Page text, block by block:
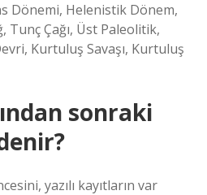
Dönemi, Helenistik Dönem,
Tunç Çağı, Üst Paleolitik,
Kurtuluş Savaşı, Kurtuluş
sonraki
yazılı kayıtların var